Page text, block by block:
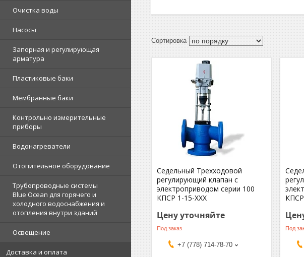
Очистка воды
Насосы
Запорная и регулирующая
арматура
Пластиковые баки
Мембранные баки
Контрольно измерительные
приборы
Водонагреватели
Отопительное оборудование
Трубопроводные системы
Blue Ocean для горячего и
холодного водоснабжения и
отопления внутри зданий
Освещение
Доставка и оплата
Седельный Трехходовой
регулирующий клапан с
электроприводом серии 100
КПСР 1-15-ХХХ
Цену уточняйте
Под заказ
+7 (778) 714-78-70
Под